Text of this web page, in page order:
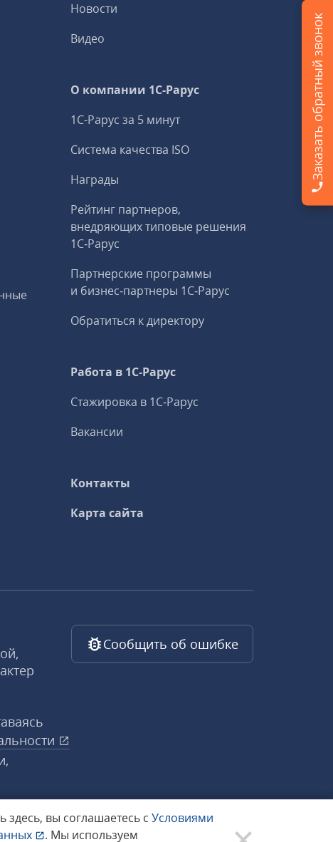
здесь, вы соглашаетесь с Условиями
. Мы используем
Новости
Видео
О компании 1C-Рарус
1С-Рарус за 5 минут
Система качества ISO
Награды
Рейтинг партнеров,
внедряющих типовые решения
1С‑Рарус
Партнерские программы
и бизнес‑партнеры 1С‑Рарус
Обратиться к директору
Работа в 1С‑Рарус
Стажировка в 1С‑Рарус
Вакансии
Контакты
Карта сайта
Сообщить об ошибке
Заказать обратный звонок